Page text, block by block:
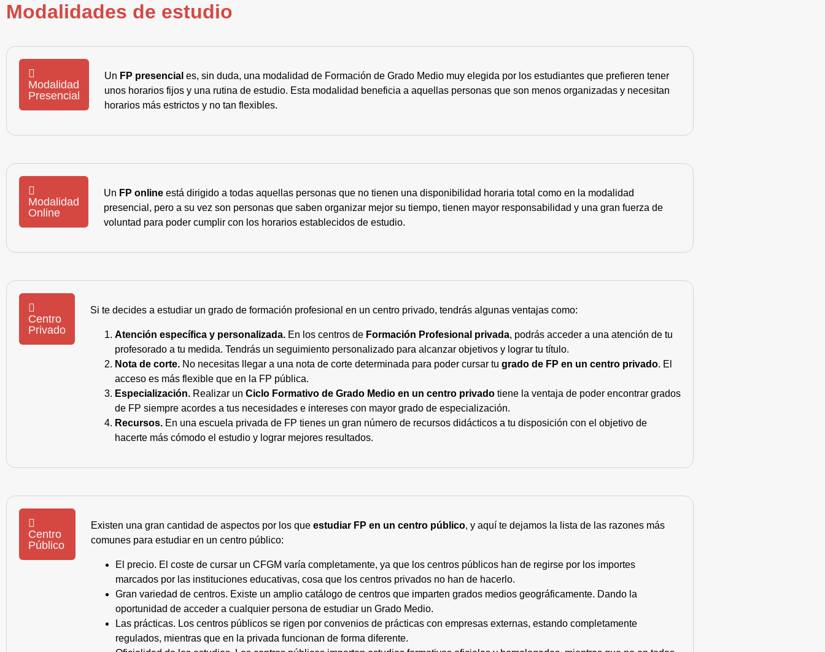
Modalidades de estudio
Modalidad
Presencial
Un FP presencial es, sin duda, una modalidad de Formación de Grado Medio muy elegida por los estudiantes que prefieren tener
unos horarios fijos y una rutina de estudio. Esta modalidad beneficia a aquellas personas que son menos organizadas y necesitan
horarios más estrictos y no tan flexibles.
Modalidad
Online
Un FP online está dirigido a todas aquellas personas que no tienen una disponibilidad horaria total como en la modalidad
presencial, pero a su vez son personas que saben organizar mejor su tiempo, tienen mayor responsabilidad y una gran fuerza de
voluntad para poder cumplir con los horarios establecidos de estudio.
Centro
Privado
Si te decides a estudiar un grado de formación profesional en un centro privado, tendrás algunas ventajas como:
Atención específica y personalizada. En los centros de Formación Profesional privada, podrás acceder a una atención de tu
profesorado a tu medida. Tendrás un seguimiento personalizado para alcanzar objetivos y lograr tu título.
Nota de corte. No necesitas llegar a una nota de corte determinada para poder cursar tu grado de FP en un centro privado. El
acceso es más flexible que en la FP pública.
Especialización. Realizar un Ciclo Formativo de Grado Medio en un centro privado tiene la ventaja de poder encontrar grados
de FP siempre acordes a tus necesidades e intereses con mayor grado de especialización.
Recursos. En una escuela privada de FP tienes un gran número de recursos didácticos a tu disposición con el objetivo de
hacerte más cómodo el estudio y lograr mejores resultados.
Centro
Público
Existen una gran cantidad de aspectos por los queestudiar FP en un centro público, y aquí te dejamos la lista de las razones más
comunes para estudiar en un centro público:
El precio. El coste de cursar un CFGM varía completamente, ya que los centros públicos han de regirse por los importes
marcados por las instituciones educativas, cosa que los centros privados no han de hacerlo.
Gran variedad de centros. Existe un amplio catálogo de centros que imparten grados medios geográficamente. Dando la
oportunidad de acceder a cualquier persona de estudiar un Grado Medio.
Las prácticas. Los centros públicos se rigen por convenios de prácticas con empresas externas, estando completamente
regulados, mientras que en la privada funcionan de forma diferente.